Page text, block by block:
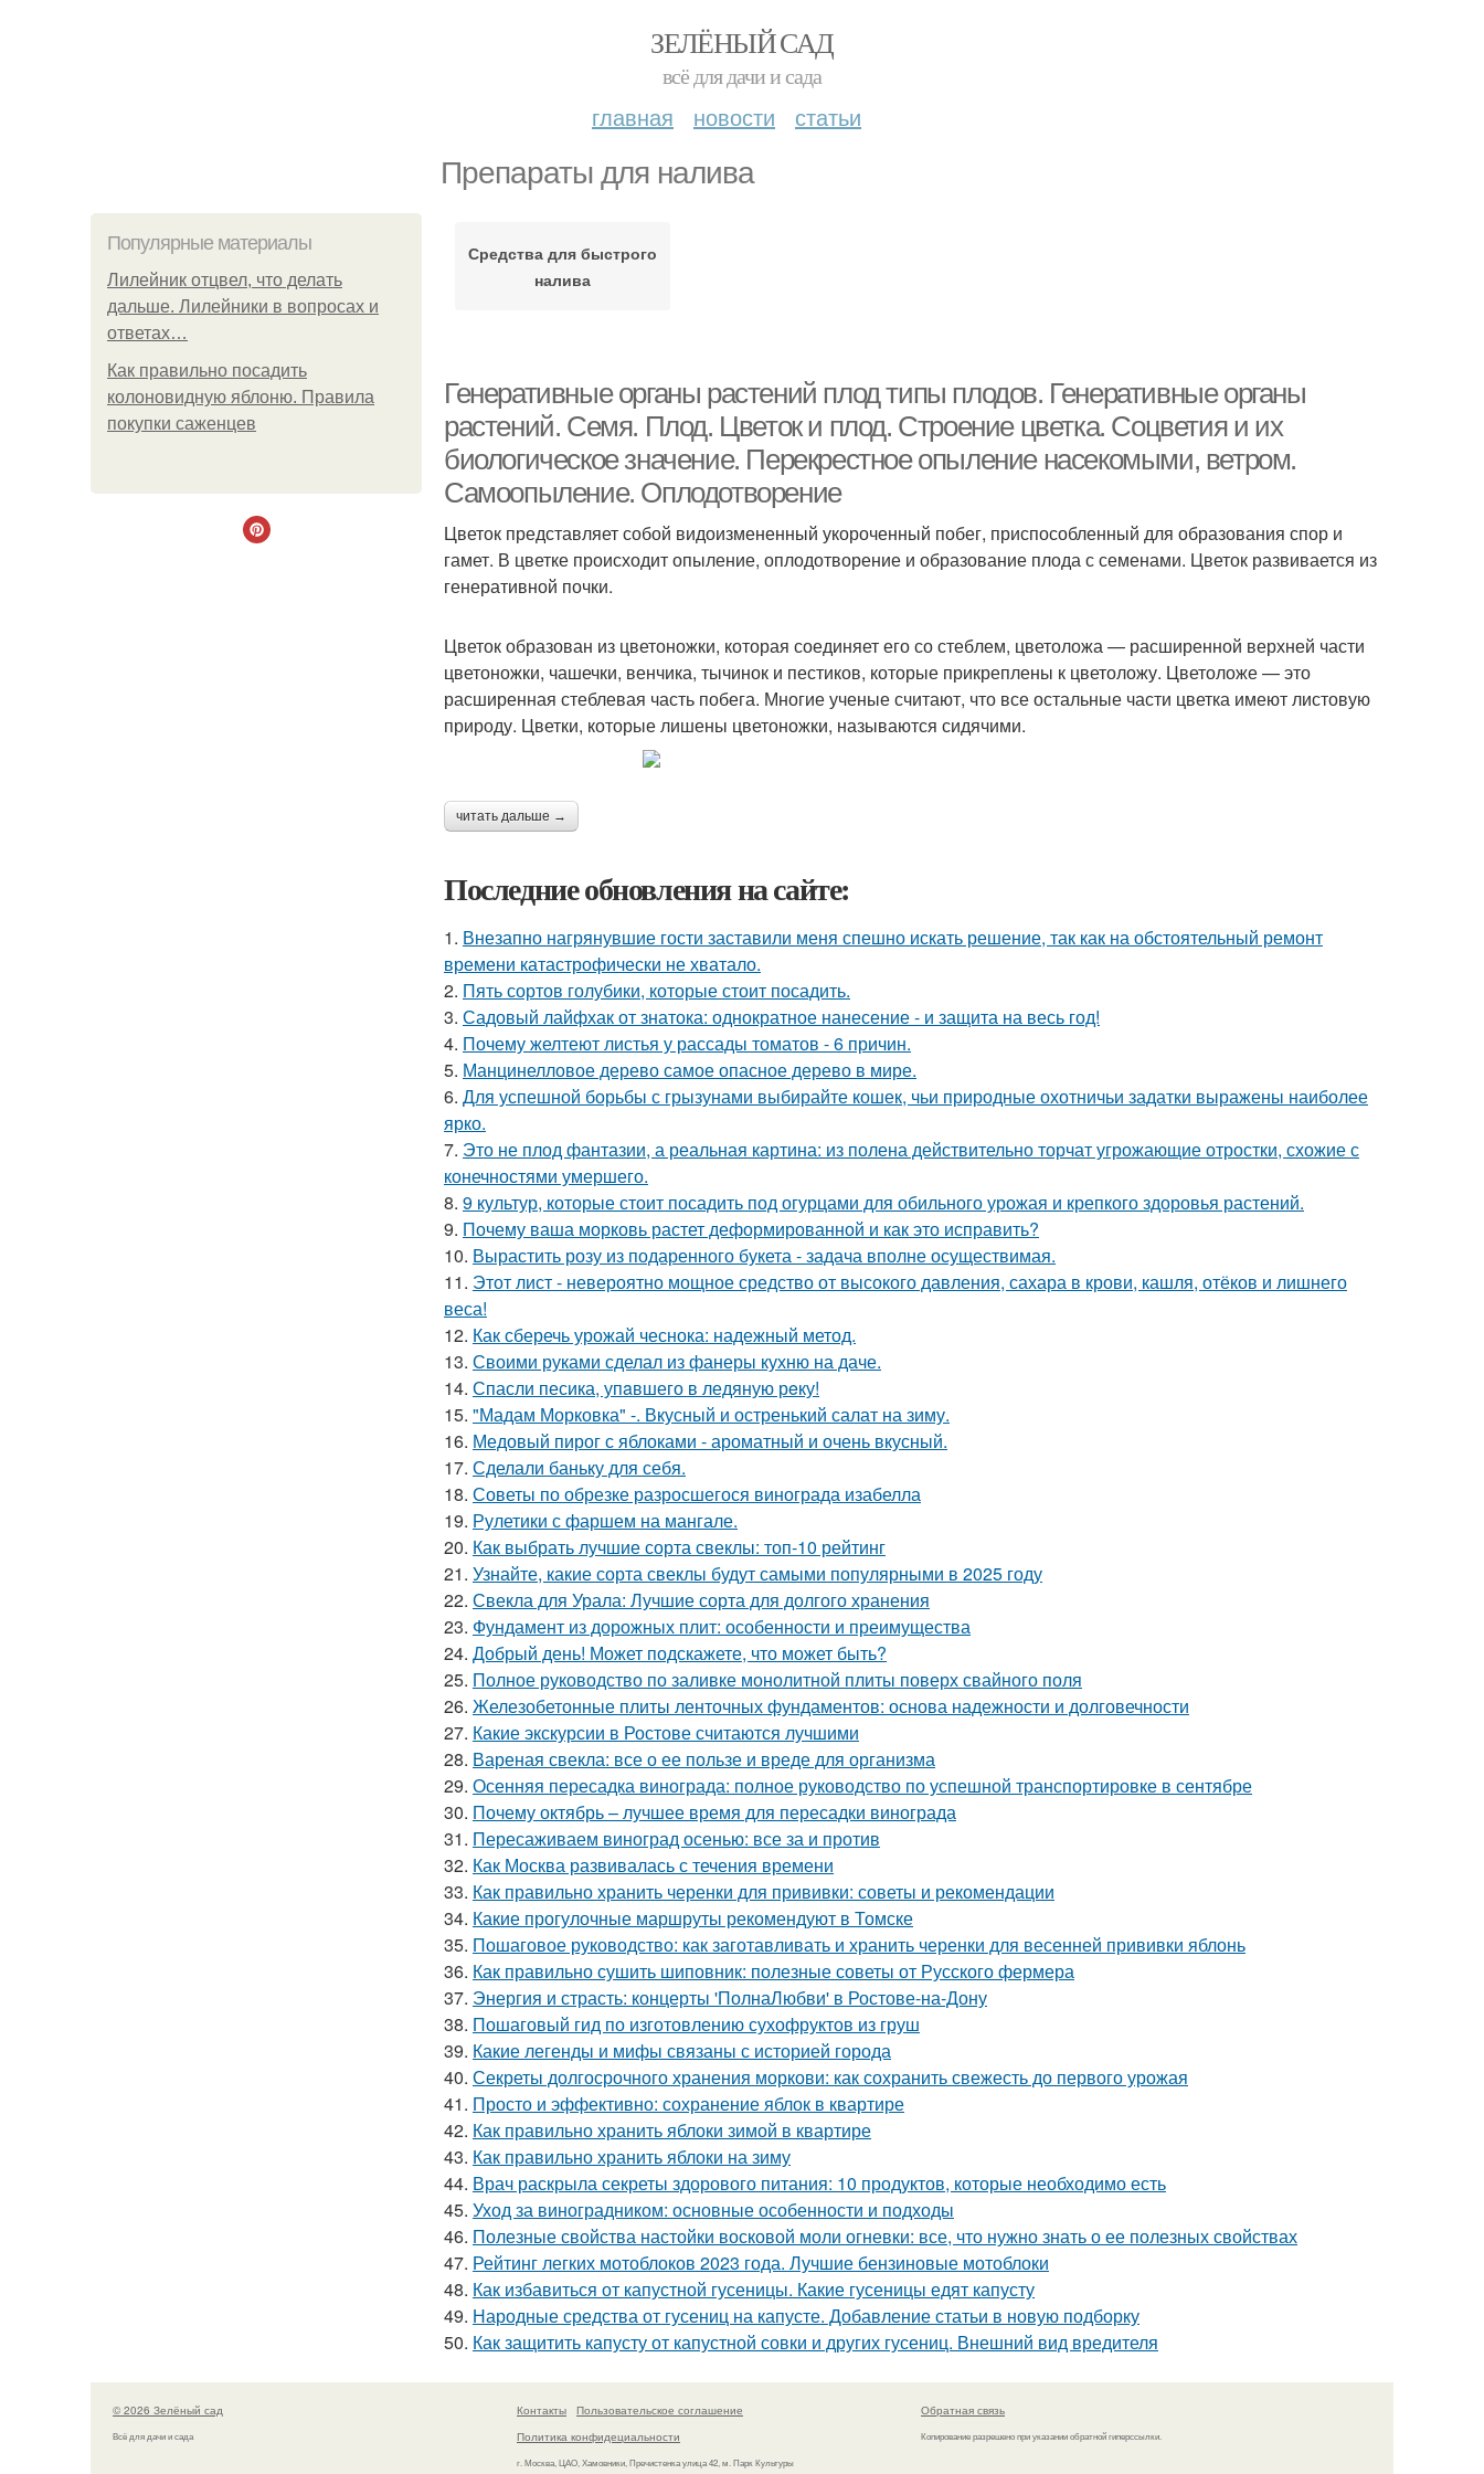
ЗЕЛЁНЫЙ САД
всё для дачи и сада
главная новости статьи
Препараты для налива
Популярные материалы
Лилейник отцвел, что делать
дальше. Лилейники в вопросах и
ответах…
Как правильно посадить
колоновидную яблоню. Правила
покупки саженцев
Средства для быстрого
налива
Генеративные органы растений плод типы плодов. Генеративные органы
растений. Семя. Плод. Цветок и плод. Строение цветка. Соцветия и их
биологическое значение. Перекрестное опыление насекомыми, ветром.
Самоопыление. Оплодотворение
Цветок представляет собой видоизмененный укороченный побег, приспособленный для образования спор и
гамет. В цветке происходит опыление, оплодотворение и образование плода с семенами. Цветок развивается из
генеративной почки.
Цветок образован из цветоножки, которая соединяет его со стеб­лем, цветоложа — расширенной верхней части
цветоножки, чашечки, венчика, тычинок и пестиков, которые прикреплены к цветоложу. Цветоложе — это
расширенная стеблевая часть побега. Многие уче­ные считают, что все остальные части цветка имеют листовую
приро­ду. Цветки, которые лишены цветоножки, называются сидячими.
читать дальше →
Последние обновления на сайте:
1. Внезапно нагрянувшие гости заставили меня спешно искать решение, так как на обстоятельный ремонт
времени катастрофически не хватало.
2. Пять сортов голубики, которые стоит посадить.
3. Садовый лайфхак от знатока: однократное нанесение - и защита на весь год!
4. Почему желтеют листья у рассады томатов - 6 причин.
5. Манцинелловое дерево самое опасное дерево в мире.
6. Для успешной борьбы с грызунами выбирайте кошек, чьи природные охотничьи задатки выражены наиболее
ярко.
7. Это не плод фантазии, а реальная картина: из полена действительно торчат угрожающие отростки, схожие с
конечностями умершего.
8. 9 культур, которые стоит посадить под огурцами для обильного урожая и крепкого здоровья растений.
9. Почему ваша морковь растет деформированной и как это исправить?
10. Вырастить розу из подаренного букета - задача вполне осуществимая.
11. Этот лист - невероятно мощное средство от высокого давления, сахара в крови, кашля, отёков и лишнего
веса!
12. Как сберечь урожай чеснока: надежный метод.
13. Своими руками сделал из фанеры кухню на даче.
14. Спасли песика, упaвшего в ледяную рeку!
15. "Мадам Морковка" -. Вкусный и остренький салат на зиму.
16. Медовый пирог с яблоками - ароматный и очень вкусный.
17. Сделали баньку для себя.
18. Советы по обрезке разросшегося винограда изабелла
19. Рулетики с фаршем на мангале.
20. Как выбрать лучшие сорта свеклы: топ-10 рейтинг
21. Узнайте, какие сорта свеклы будут самыми популярными в 2025 году
22. Свекла для Урала: Лучшие сорта для долгого хранения
23. Фундамент из дорожных плит: особенности и преимущества
24. Добрый день! Может подскажете, что может быть?
25. Полное руководство по заливке монолитной плиты поверх свайного поля
26. Железобетонные плиты ленточных фундаментов: основа надежности и долговечности
27. Какие экскурсии в Ростове считаются лучшими
28. Вареная свекла: все о ее пользе и вреде для организма
29. Осенняя пересадка винограда: полное руководство по успешной транспортировке в сентябре
30. Почему октябрь – лучшее время для пересадки винограда
31. Пересаживаем виноград осенью: все за и против
32. Как Москва развивалась с течения времени
33. Как правильно хранить черенки для прививки: советы и рекомендации
34. Какие прогулочные маршруты рекомендуют в Томске
35. Пошаговое руководство: как заготавливать и хранить черенки для весенней прививки яблонь
36. Как правильно сушить шиповник: полезные советы от Русского фермера
37. Энергия и страсть: концерты 'ПолнаЛюбви' в Ростове-на-Дону
38. Пошаговый гид по изготовлению сухофруктов из груш
39. Какие легенды и мифы связаны с историей города
40. Секреты долгосрочного хранения моркови: как сохранить свежесть до первого урожая
41. Просто и эффективно: сохранение яблок в квартире
42. Как правильно хранить яблоки зимой в квартире
43. Как правильно хранить яблоки на зиму
44. Врач раскрыла секреты здорового питания: 10 продуктов, которые необходимо есть
45. Уход за виноградником: основные особенности и подходы
46. Полезные свойства настойки восковой моли огневки: все, что нужно знать о ее полезных свойствах
47. Рейтинг легких мотоблоков 2023 года. Лучшие бензиновые мотоблоки
48. Как избавиться от капустной гусеницы. Какие гусеницы едят капусту
49. Народные средства от гусениц на капусте. Добавление статьи в новую подборку
50. Как защитить капусту от капустной совки и других гусениц. Внешний вид вредителя
© 2026 Зелёный сад
Всё для дачи и сада
Контакты
Пользовательское соглашение
Политика конфидециальности
г. Москва, ЦАО, Хамовники, Пречистенка улица 42, м. Парк Культуры
Обратная связь
Копирование разрешено при указании обратной гиперссылки.